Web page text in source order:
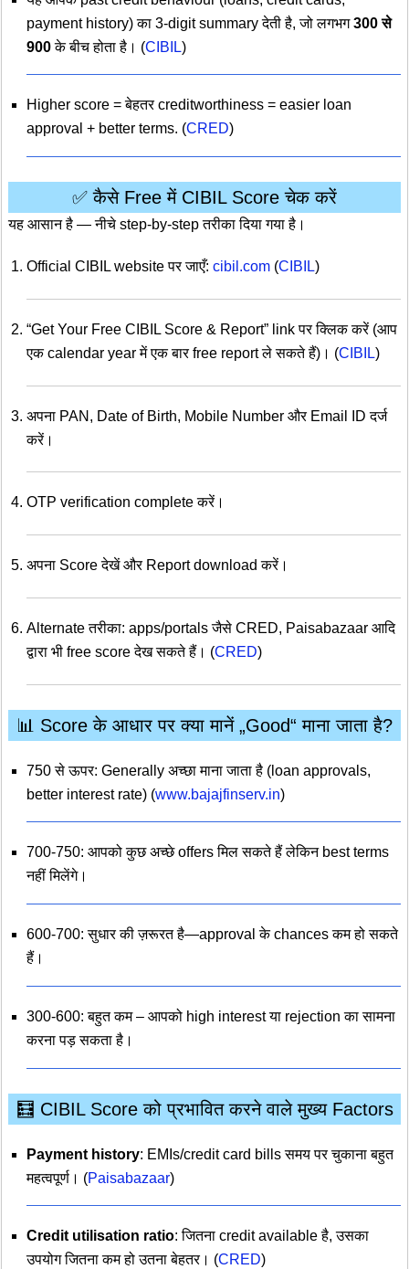
payment history) का 3-digit summary देती है, जो लगभग300 से
900के बीच होता है। (CIBIL)
Higher score = बेहतर creditworthiness = easier loan
approval + better terms. (CRED)
✅ कैसे Free में CIBIL Score चेक करें
यह आसान है — नीचे step-by-step तरीका दिया गया है।
Official CIBIL website पर जाएँ: cibil.com (CIBIL)
“Get Your Free CIBIL Score & Report” link पर क्लिक करें (आप
एक calendar year में एक बार free report ले सकते हैं)। (CIBIL)
अपना PAN, Date of Birth, Mobile Number और Email ID दर्ज
करें।
OTP verification complete करें।
अपना Score देखें और Report download करें।
Alternate तरीका: apps/portals जैसे CRED, Paisabazaar आदि
द्वारा भी free score देख सकते हैं। (CRED)
📊 Score के आधार पर क्या मानें „Good“ माना जाता है?
750 से ऊपर: Generally अच्छा माना जाता है (loan approvals,
better interest rate) (www.bajajfinserv.in)
700-750: आपको कुछ अच्छे offers मिल सकते हैं लेकिन best terms
नहीं मिलेंगे।
600-700: सुधार की ज़रूरत है—approval के chances कम हो सकते
हैं।
300-600: बहुत कम – आपको high interest या rejection का सामना
करना पड़ सकता है।
🧮 CIBIL Score को प्रभावित करने वाले मुख्य Factors
Payment history: EMIs/credit card bills समय पर चुकाना बहुत
महत्वपूर्ण। (Paisabazaar)
Credit utilisation ratio: जितना credit available है, उसका
उपयोग जितना कम हो उतना बेहतर। (CRED)